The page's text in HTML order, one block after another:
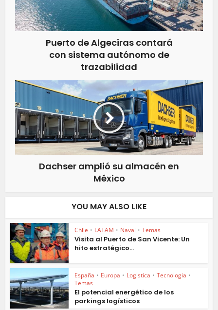
Puerto de Algeciras contará
con sistema autónomo de
trazabilidad
Dachser amplió su almacén en
México
YOU MAY ALSO LIKE
Chile • LATAM • Naval • Temas
Visita al Puerto de San Vicente: Un
hito estratégico...
España • Europa • Logistica • Tecnologia •
Temas
El potencial energético de los
parkings logísticos